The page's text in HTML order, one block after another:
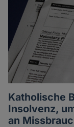
Katholische
Insolvenz,
an